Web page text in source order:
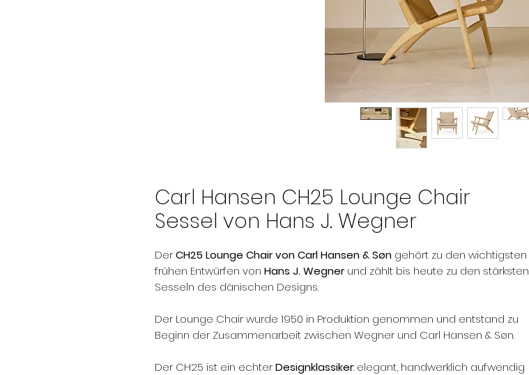
Carl Hansen CH25 Lounge Chair
Sessel von Hans J. Wegner
DerCH25 Lounge Chair von Carl Hansen & Søn gehört zu den wichtigsten
frühen Entwürfen von Hans J. Wegnerund zählt bis heute zu den stärksten
Sesseln des dänischen Designs.
Der Lounge Chair wurde 1950 in Produktion genommen und entstand zu
Beginn der Zusammenarbeit zwischen Wegner und Carl Hansen & Søn.
Der CH25 ist ein echterDesignklassiker: elegant, handwerklich aufwendig